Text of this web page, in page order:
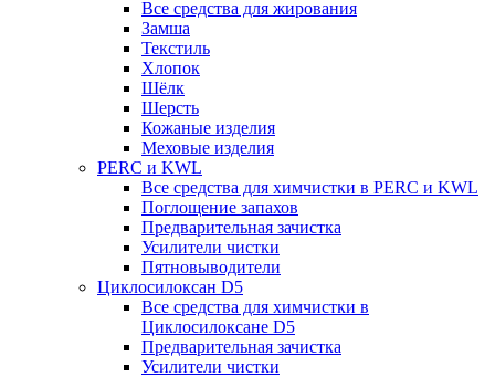
Все средства для жирования
Замша
Текстиль
Хлопок
Шёлк
Шерсть
Кожаные изделия
Меховые изделия
PERC и KWL
Все средства для химчистки в PERC и KWL
Поглощение запахов
Предварительная зачистка
Усилители чистки
Пятновыводители
Циклосилоксан D5
Все средства для химчистки в
Циклосилоксане D5
Предварительная зачистка
Усилители чистки